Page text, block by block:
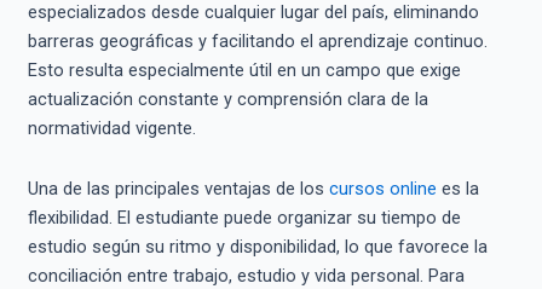
especializados desde cualquier lugar del país, eliminando
barreras geográficas y facilitando el aprendizaje continuo.
Esto resulta especialmente útil en un campo que exige
actualización constante y comprensión clara de la
normatividad vigente.
Una de las principales ventajas de los cursos online es la
flexibilidad. El estudiante puede organizar su tiempo de
estudio según su ritmo y disponibilidad, lo que favorece la
conciliación entre trabajo, estudio y vida personal. Para